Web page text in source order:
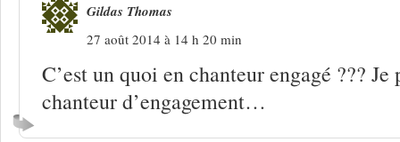
Gildas Thomas
27 août 2014 à 14 h 20 min
C’est un quoi en chanteur engagé ???
chanteur d’engagement…